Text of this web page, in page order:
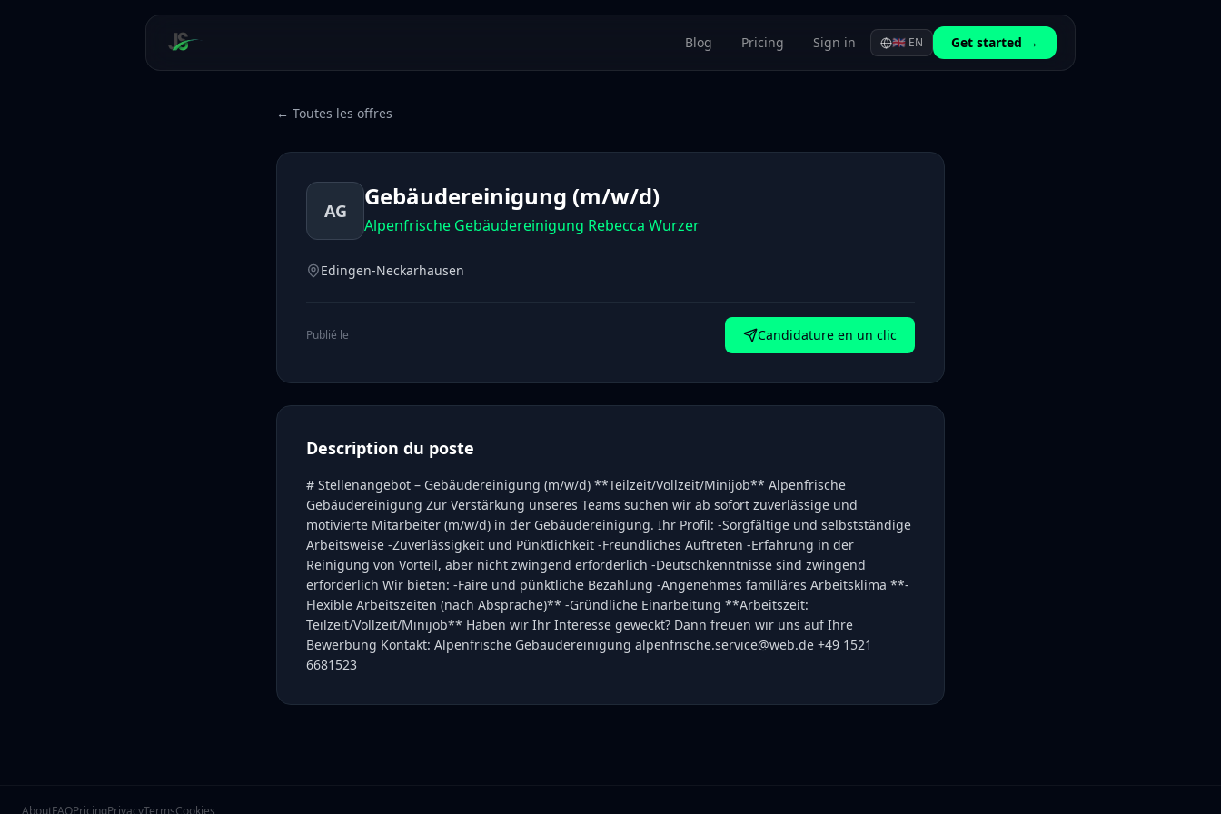
Blog Pricing Sign in 🇬🇧 EN Get started →
← Toutes les offres
AG Gebäudereinigung (m/w/d)
Alpenfrische Gebäudereinigung Rebecca Wurzer
Edingen-Neckarhausen
Publié le Candidature en un clic
Description du poste
# Stellenangebot – Gebäudereinigung (m/w/d) **Teilzeit/Vollzeit/Minijob** Alpenfrische
Gebäudereinigung Zur Verstärkung unseres Teams suchen wir ab sofort zuverlässige und
motivierte Mitarbeiter (m/w/d) in der Gebäudereinigung. Ihr Profil: -Sorgfältige und selbstständige
Arbeitsweise -Zuverlässigkeit und Pünktlichkeit -Freundliches Auftreten -Erfahrung in der
Reinigung von Vorteil, aber nicht zwingend erforderlich -Deutschkenntnisse sind zwingend
erforderlich Wir bieten: -Faire und pünktliche Bezahlung -Angenehmes familläres Arbeitsklima **-
Flexible Arbeitszeiten (nach Absprache)** -Gründliche Einarbeitung **Arbeitszeit:
Teilzeit/Vollzeit/Minijob** Haben wir Ihr Interesse geweckt? Dann freuen wir uns auf Ihre
Bewerbung Kontakt: Alpenfrische Gebäudereinigung alpenfrische.service@web.de +49 1521
6681523
AboutFAQPricingPrivacyTermsCookies